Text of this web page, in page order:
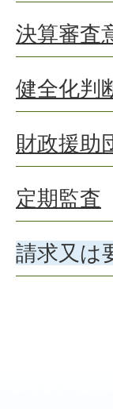
決算審査
健全化判
財政援助
定期監査
請求又は